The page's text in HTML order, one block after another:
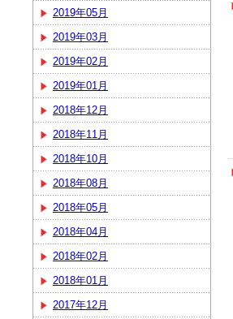
2019年05月
2019年03月
2019年02月
2019年01月
2018年12月
2018年11月
2018年10月
2018年08月
2018年05月
2018年04月
2018年02月
2018年01月
2017年12月